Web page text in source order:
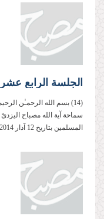
الجلسة الرابع عشر:
(14) بسم الله الرحمـٰن
سماحة آیة الله مصباح
المسلمین بتاریخ 12 آذار 2014م الموافق للعاشر...